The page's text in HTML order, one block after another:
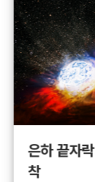
은하 끝자
착